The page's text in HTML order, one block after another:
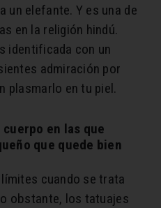
un elefante. Y es una de
en la religión hindú.
identificada con un
admiración por
plasmarlo en tu piel.
en las que
que quede bien
cuando se trata
obstante, los tatuajes